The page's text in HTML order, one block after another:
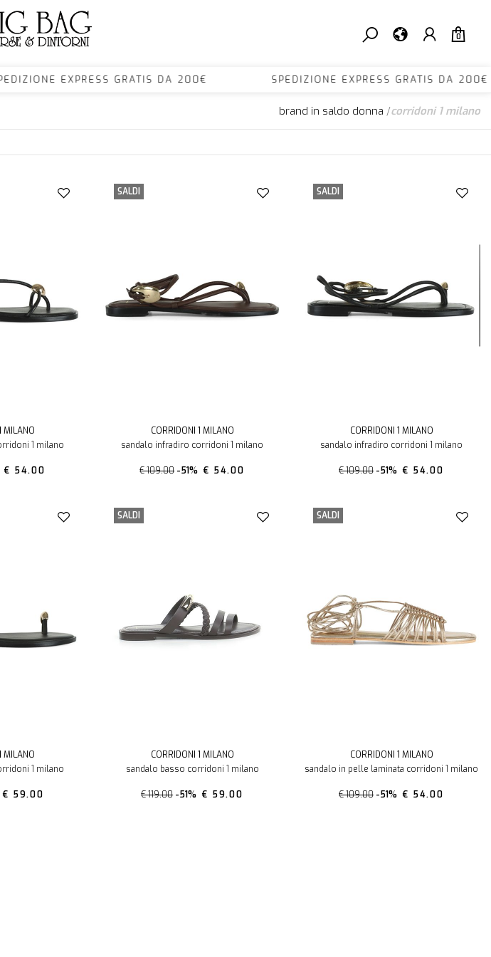
0
EXPRESS GRATIS DA 200€ SPEDIZIONE EXPRESS
brand in saldo donna /corridoni 1 milano
MILANO
1 milano
€ 54.00
SALDI
CORRIDONI 1 MILANO
sandalo infradiro corridoni 1 milano
€ 109.00 -51% € 54.00
SALDI
CORRIDONI 1 MILANO
sandalo infradiro corridoni 1 milano
€ 109.00 -51% € 54.00
MILANO
1 milano
€ 59.00
SALDI
CORRIDONI 1 MILANO
sandalo basso corridoni 1 milano
€ 119.00 -51% € 59.00
SALDI
CORRIDONI 1 MILANO
sandalo in pelle laminata corridoni 1 milano
€ 109.00 -51% € 54.00